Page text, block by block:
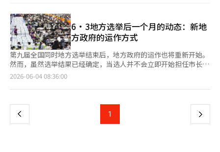
量和幸福感的责任。”他还表示：“在领导人更换的过渡期，我们
将继续运作交接委员会制度，以确保居民享有舒适的日常生活和更
好的行政服务。”※ 本报道经人工智能（AI）系统翻译与编辑。
相关人员在民服务暂时中断期间，务必做好事先通知和公众宣传，
以避免给民众带来重大不便。 尹部长表示：“全南光州综合特别
市的启动即将到来，我将确保居民在现场感受到的任何不便都不会
超过1分钟，并将全力支持综合特别市的成功启动和稳定发
展。”※ 本报道经人工智能（AI）系统翻译与编辑。
诺兑现的前期检查。地方自治团体的当选人可以在当选确认后成立
交接委员会，交接委员会将了解地方自治体的组织、功能和预算现
状，以及主要议题，并为新任首长的政策基调做准备。 在这一过
程中，选举承诺将被重新整理为行政语言。如果候选时期的承诺
是“会做”的承诺，那么在交接委员会阶段，将开始审查“是否有
预算”、“是否需要修改条例”、“是否需要与中央政府或广域自
治体协商”、“是否能获得地方议会的同意”等问题。 特别是涉
及资金的承诺，无法避免预算程序。根据地方自治法，预算案由地
方自治体首长编制并提交给地方议会，地方议会进行审议和表决。
表决事项。 因此，像地方货币扩展、青年津贴、老年人交通费补
助、生产与育儿补助金等需要财政支持的承诺，不能仅凭新任首长
6·3地方选举后一个月的动态：新地
方政府的运作方式
第九届全国同时地方选举结束后，地方政府的运作也将重新开始。
然而，虽然选举结果已经确定，当选人并不会立即开始担任市长、
道知事和自治区区长等地方自治团体的工作。 此次地方选举当选
束。地方议会议员、地方自治团体首长和教育厅长的任期均为四
结束后，进入的是“当选人体制”。地方自治团体首长当选人可以
在当选结果确定后，成立交接委员会以准备交接工作。交接委员会
2026-06-04 08:36:00
上
页
1 下